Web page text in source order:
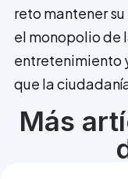
reto mantener
el monopolio de
entretenimiento
que la
Más